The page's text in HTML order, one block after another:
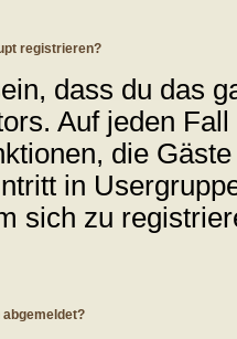
registrieren?
dass du das
Auf jeden
die
in
sich zu